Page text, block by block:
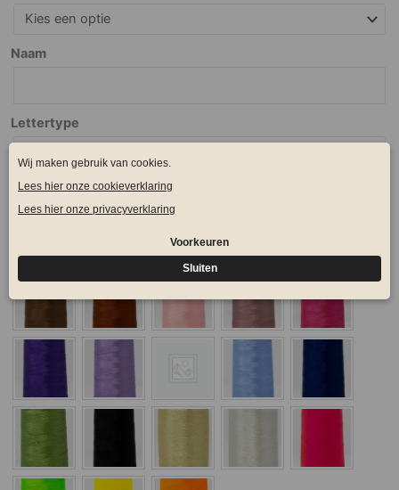
Naam
Lettertype
Kleur naam
Doek
XL
Nougat
(1st)
aantal